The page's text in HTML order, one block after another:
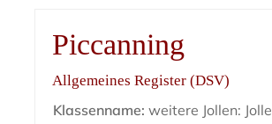
Piccanning
Allgemeines Register (DSV)
Klassenname: weitere Jollen: Jolle